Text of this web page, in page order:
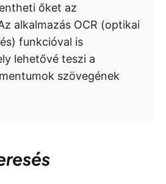
őket az
alkalmazás OCR (optikai
funkcióval is
lehetővé teszi a
szövegének